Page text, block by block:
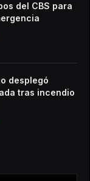
del CBS para
desplegó
tras incendio